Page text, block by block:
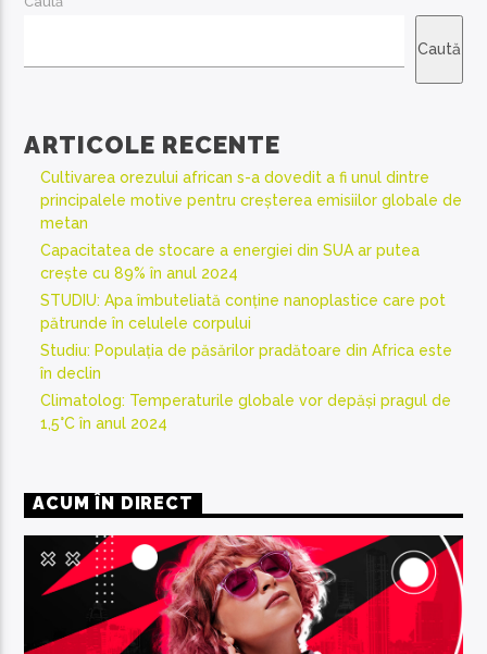
Caută
ARTICOLE RECENTE
Cultivarea orezului african s-a dovedit a fi unul dintre
principalele motive pentru creșterea emisiilor globale de
metan
Capacitatea de stocare a energiei din SUA ar putea
crește cu 89% în anul 2024
STUDIU: Apa îmbuteliată conține nanoplastice care pot
pătrunde în celulele corpului
Studiu: Populația de păsărilor pradătoare din Africa este
în declin
Climatolog: Temperaturile globale vor depăși pragul de
1,5°C în anul 2024
ACUM ÎN DIRECT